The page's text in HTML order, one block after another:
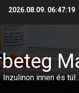
2026.08.09. 06:47:20
Inzulinon innen és